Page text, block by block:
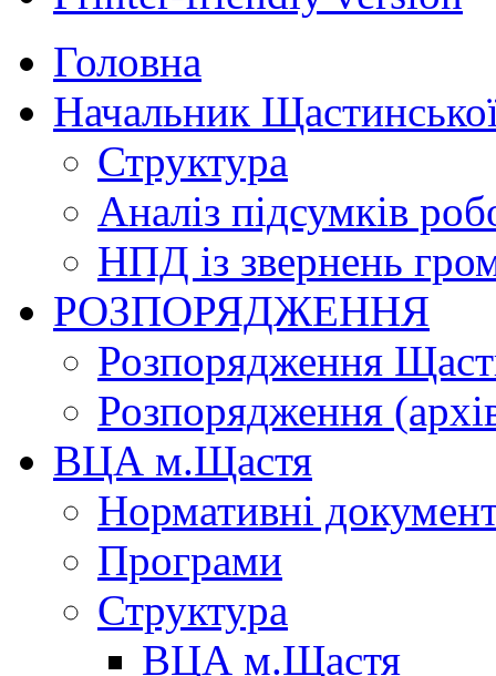
Головна
Начальник
Структура
Аналіз підсумків
НПД із звернень
РОЗПОРЯДЖЕННЯ
Розпорядження
Розпорядження
ВЦА м.Щастя
Нормативні
Програми
Структура
ВЦА м.Щастя